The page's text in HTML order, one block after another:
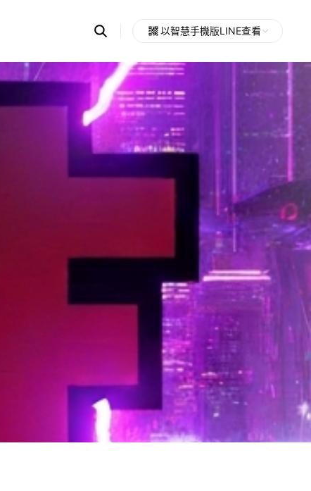
Search
OpenChats
messages
search
area
以智慧手機版LINE查看